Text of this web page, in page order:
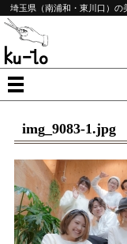
埼玉県（南浦和・東川口）の
img_9083-1.jpg